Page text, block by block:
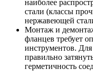
наиболее
стали (классы
нержавеющей
Монтаж и
фланцев требует
инструментов.
правильно
герметичность